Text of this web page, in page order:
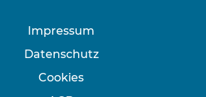
Impressum
Datenschutz
Cookies